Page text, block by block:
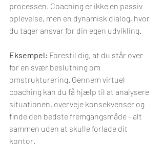
processen. Coaching er ikke en passiv
oplevelse, men en dynamisk dialog, hvor
du tager ansvar for din egen udvikling.
Eksempel: Forestil dig, at du står over
for en svær beslutning om
omstrukturering. Gennem virtuel
coaching kan du få hjælp til at analysere
situationen, overveje konsekvenser og
finde den bedste fremgangsmåde - alt
sammen uden at skulle forlade dit
kontor.